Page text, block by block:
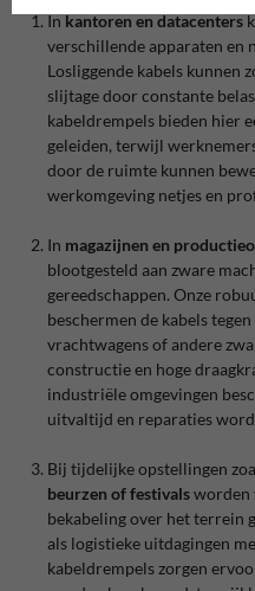
Inkantoren en datacenters
verschillende apparaten en
Losliggende kabels kunnen
slijtage door constante
kabeldrempels bieden hier
geleiden, terwijl
door de ruimte kunnen
werkomgeving netjes en
In magazijnen en
blootgesteld aan zware
gereedschappen. Onze
beschermen de kabels
vrachtwagens of andere
constructie en hoge
industriële omgevingen
uitvaltijd en reparaties
Bij tijdelijke opstellingen
beurzen of festivalsworden
bekabeling over het terrein
als logistieke uitdagingen
kabeldrempels zorgen